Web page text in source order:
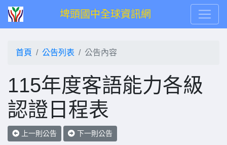
埤頭國中全球資訊網
首頁 公告列表 公告內容
115年度客語能力各級
認證日程表
上一則公告 下一則公告